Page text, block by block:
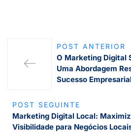
POST ANTERIOR
O Marketing Digital
Uma Abordagem
Sucesso
POST SEGUINTE
Marketing Digital Local:
Visibilidade para Negócios